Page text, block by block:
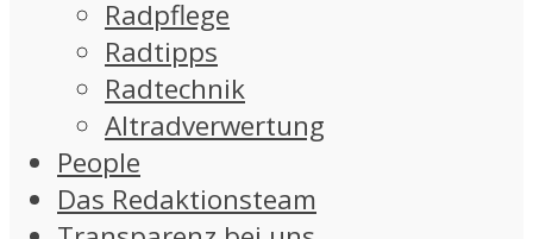
Radpflege
Radtipps
Radtechnik
Altradverwertung
People
Das Redaktionsteam